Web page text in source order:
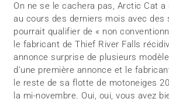
On ne se le cachera pas, Arctic Cat
au cours des derniers mois avec des
pourrait qualifier de « non
le fabricant de Thief River Falls
annonce surprise de plusieurs
d’une première annonce et le
le reste de sa flotte de motoneiges
la mi-novembre. Oui, oui, vous avez